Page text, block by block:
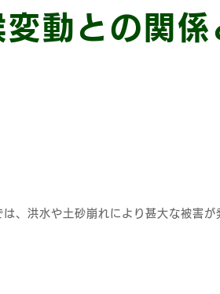
動との関
は、洪水や土砂崩れにより甚大な被害